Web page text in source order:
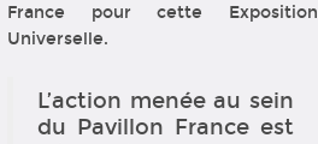
France pour cette Exposition
Universelle.
L’action menée au sein
du Pavillon France est